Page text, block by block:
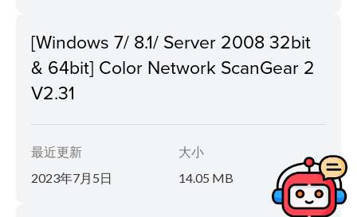
[Windows 7/ 8.1/ Server 2008 32bit
& 64bit] Color Network ScanGear 2
V2.31
最近更新
2023年7月5日
大小
14.05 MB